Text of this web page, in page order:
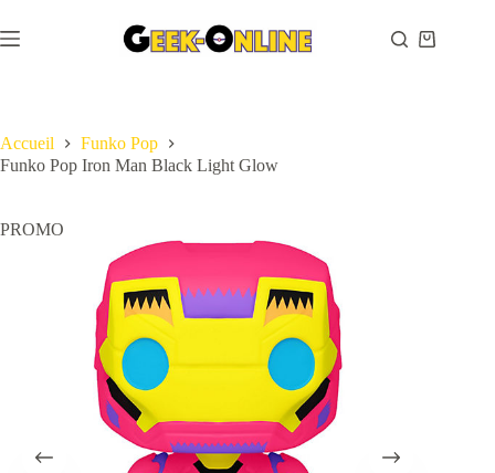
au
contenu
Panier
Accueil
Funko Pop
Funko Pop Iron Man Black Light Glow
PROMO